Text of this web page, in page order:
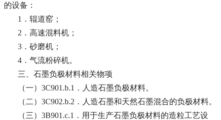
的设备：
1．辊道窑；
2．高速混料机；
3．砂磨机；
4．气流粉碎机。
三、石墨负极材料相关物项
（一）3C901.b.1．人造石墨负极材料。
（二）3C902.b.2．人造石墨和天然石墨混合的负极材料。
（三）3B901.c.1．用于生产石墨负极材料的造粒工艺设